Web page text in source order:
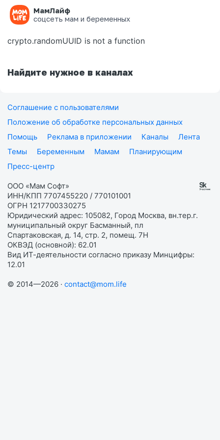
МамЛайф
соцсеть мам и беременных
Ошибка на странице
crypto.randomUUID is not a function
Найдите нужное в каналах
Соглашение с пользователями
Положение об обработке персональных данных
Помощь
Реклама в приложении Каналы
Лента
Темы
Беременным Мамам
Планирующим
Пресс-центр
ООО «Мам Софт»
ИНН/КПП 7707455220 / 770101001
ОГРН 1217700330275
Юридический адрес: 105082, Город Москва, вн.тер.г.
муниципальный округ Басманный, пл
Спартаковская, д. 14, стр. 2, помещ. 7Н
ОКВЭД (основной): 62.01
Вид ИТ-деятельности согласно приказу Минцифры:
12.01
© 2014—2026 · contact@mom.life